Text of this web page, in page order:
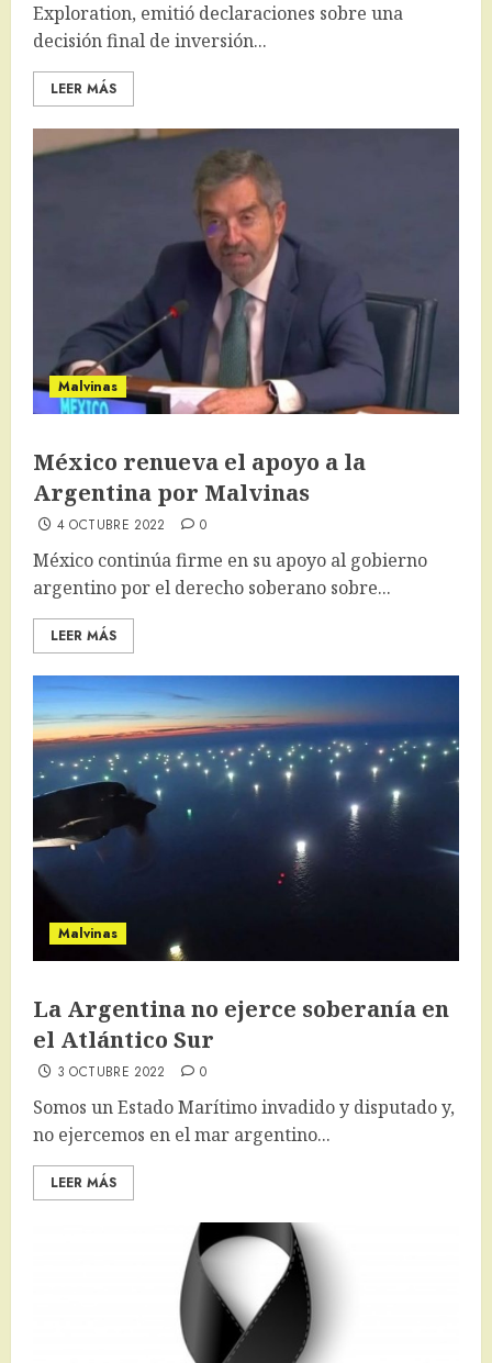
Exploration, emitió declaraciones sobre una
decisión final de inversión...
LEER MÁS
Malvinas
México renueva el apoyo a la
Argentina por Malvinas
4 OCTUBRE 2022 0
México continúa firme en su apoyo al gobierno
argentino por el derecho soberano sobre...
LEER MÁS
Malvinas
La Argentina no ejerce soberanía en
el Atlántico Sur
3 OCTUBRE 2022 0
Somos un Estado Marítimo invadido y disputado y,
no ejercemos en el mar argentino...
LEER MÁS